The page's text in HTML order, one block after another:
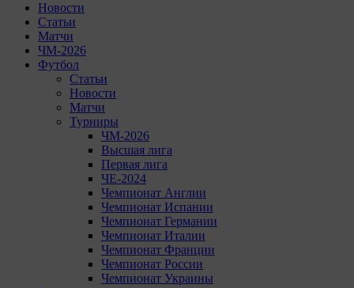
Новости
Статьи
Матчи
ЧМ-2026
Футбол
Статьи
Новости
Матчи
Турниры
ЧМ-2026
Высшая лига
Первая лига
ЧЕ-2024
Чемпионат Англии
Чемпионат Испании
Чемпионат Германии
Чемпионат Италии
Чемпионат Франции
Чемпионат России
Чемпионат Украины